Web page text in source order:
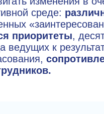
среде:
приоритеты,
ведущих к